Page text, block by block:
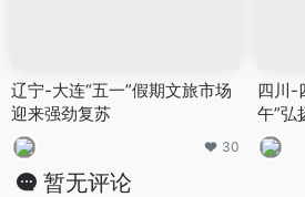
辽宁-大连“五一”假期文旅市场
迎来强劲复苏
30
四川-
午”弘
文旅消
暂无评论